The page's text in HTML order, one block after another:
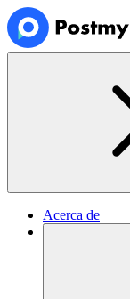
Acerca de